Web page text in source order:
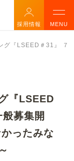
採用情報 MENU
グ『LSEED＃31』 ７
『LSEED
募集開
ったみな